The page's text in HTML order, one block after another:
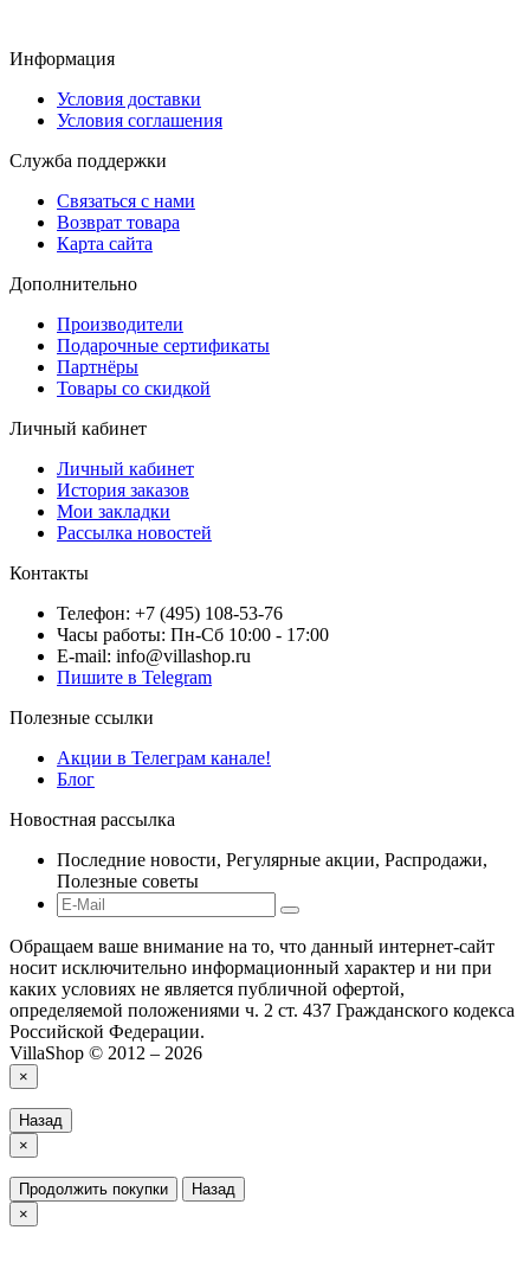
Информация
Условия доставки
Условия соглашения
Служба поддержки
Связаться с нами
Возврат товара
Карта сайта
Дополнительно
Производители
Подарочные сертификаты
Партнёры
Товары со скидкой
Личный кабинет
Личный кабинет
История заказов
Мои закладки
Рассылка новостей
Контакты
Телефон: +7 (495) 108-53-76
Часы работы: Пн-Сб 10:00 - 17:00
E-mail: info@villashop.ru
Пишите в Telegram
Полезные ссылки
Акции в Телеграм канале!
Блог
Новостная рассылка
Последние новости, Регулярные акции, Распродажи,
Полезные советы
Обращаем ваше внимание на то, что данный интернет-сайт
носит исключительно информационный характер и ни при
каких условиях не является публичной офертой,
определяемой положениями ч. 2 ст. 437 Гражданского кодекса
Российской Федерации.
VillaShop © 2012 – 2026
×
Назад
×
Продолжить покупки
Назад
×